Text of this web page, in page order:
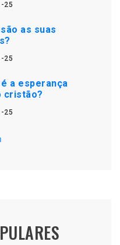
25
as suas
25
é a esperança
cristão?
25